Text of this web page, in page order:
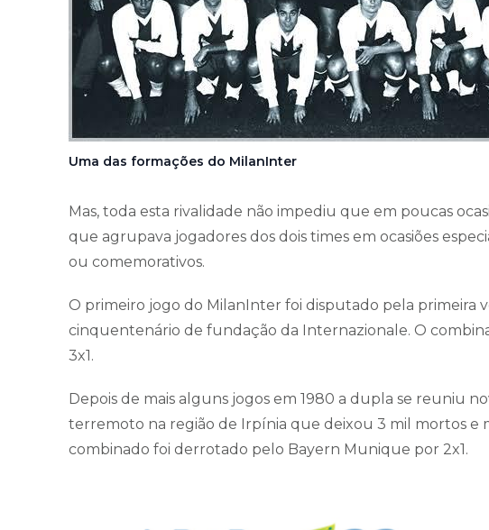
Uma das formações do MilanInter
Mas, toda esta rivalidade não impediu que em poucas
que agrupava jogadores dos dois times em ocasiões
ou comemorativos.
O primeiro jogo do MilanInter foi disputado pela primeira
cinquentenário de fundação da Internazionale. O
3x1.
Depois de mais alguns jogos em 1980 a dupla se reuniu
terremoto na região de Irpínia que deixou 3 mil mortos e
combinado foi derrotado pelo Bayern Munique por 2x1.